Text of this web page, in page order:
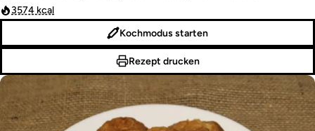
3574 kcal
Kochmodus starten
Rezept drucken